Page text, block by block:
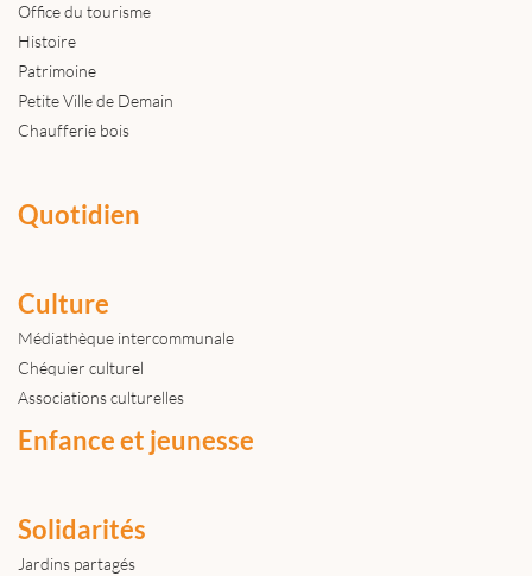
Office du tourisme
Histoire
Patrimoine
Petite Ville de Demain
Chaufferie bois
Quotidien
Culture
Médiathèque intercommunale
Chéquier culturel
Associations culturelles
Enfance et jeunesse
Solidarités
Jardins partagés